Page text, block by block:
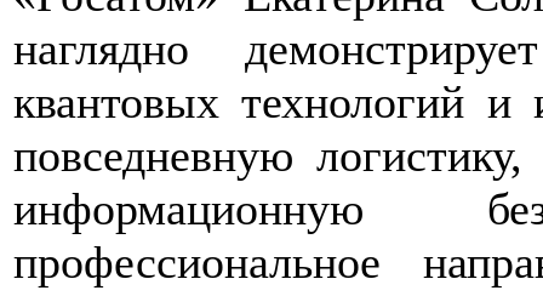
наглядно
квантовых технологий
повседневную
информационную
профессиональное